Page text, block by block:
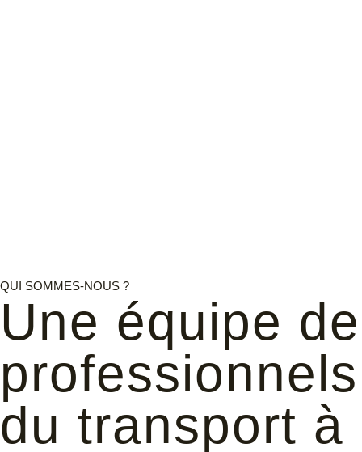
QUI SOMMES-NOUS ?
Une équipe de
professionnels
du transport à